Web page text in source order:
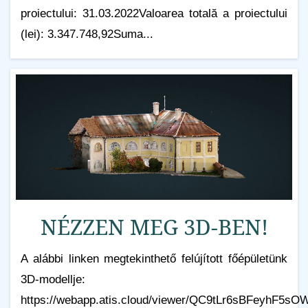
proiectului: 31.03.2022Valoarea totală a proiectului
(lei): 3.347.748,92Suma...
NÉZZEN MEG 3D-BEN!
A alábbi linken megtekinthető felújított főépületünk
3D-modellje:
https://webapp.atis.cloud/viewer/